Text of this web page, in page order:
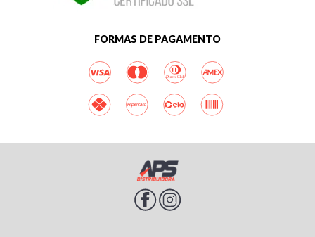
FORMAS DE PAGAMENTO